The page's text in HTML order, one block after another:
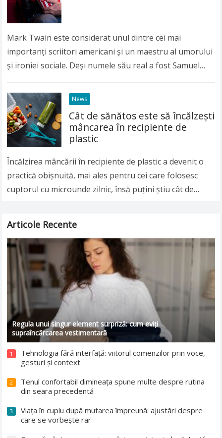
Mark Twain este considerat unul dintre cei mai
importanți scriitori americani și un maestru al umorului
și ironiei sociale. Deși numele său real a fost Samuel
News
Cât de sănătos este să încălzeşti
mâncarea în recipiente de
plastic
Încălzirea mâncării în recipiente de plastic a devenit o
practică obişnuită, mai ales pentru cei care folosesc
cuptorul cu microunde zilnic, însă puţini ştiu cât de
Articole Recente
Regula unui singur element surpriză: cum eviți
supraîncărcarea vestimentară
1
Tehnologia fără interfață: viitorul comenzilor prin voce,
gesturi și context
2
Tenul confortabil dimineața spune multe despre rutina
din seara precedentă
3
Viața în cuplu după mutarea împreună: ajustări despre
care se vorbește rar